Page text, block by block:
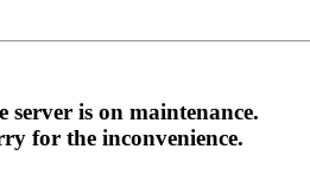
server is on maintenance.
for the inconvenience.